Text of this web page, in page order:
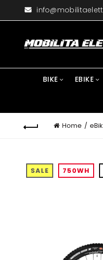
BIKE EBIKE
Home
SALE 750WH